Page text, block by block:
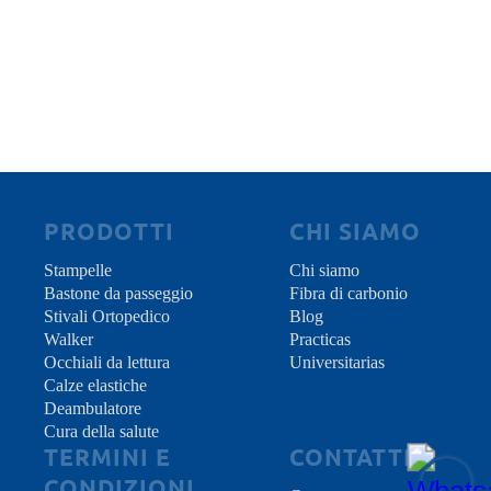
PRODOTTI
Stampelle
Bastone da passeggio
Stivali Ortopedico
Walker
Occhiali da lettura
Calze elastiche
Deambulatore
Cura della salute
CHI SIAMO
Chi siamo
Fibra di carbonio
Blog
Practicas
Universitarias
TERMINI E
CONTATTI